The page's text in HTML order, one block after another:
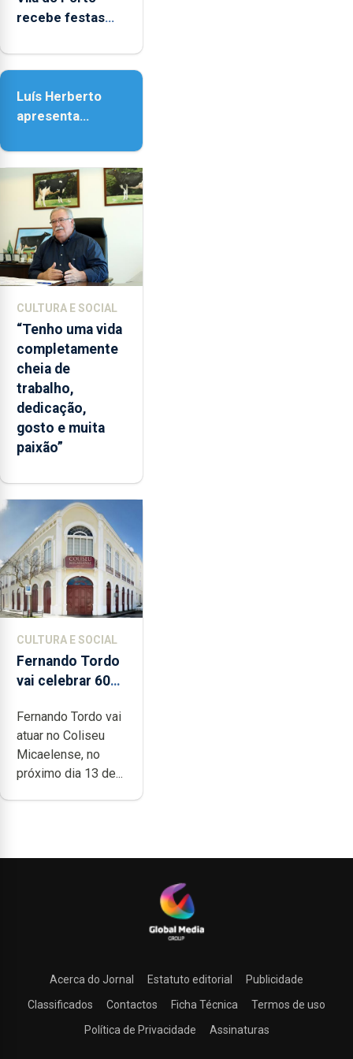
recebe festas
Nossa Senhora
Luís Herberto
apresenta
Paisagem’
CULTURA E SOCIAL
“Tenho uma vida
completamente
cheia de
trabalho,
dedicação,
gosto e muita
paixão”
CULTURA E SOCIAL
Fernando Tordo
vai celebrar 60
no Coliseu
Micaelense
Fernando Tordo vai
atuar no Coliseu
Micaelense, no
próximo dia 13 de...
Acerca do Jornal Estatuto editorial
Publicidade
Classificados
Contactos Ficha Técnica
Termos de uso
Política de Privacidade
Assinaturas